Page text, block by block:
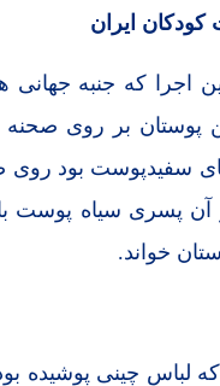
ایران
اجرا که جنبه
بر روی صحنه
سفیدپوست بود روی
پسری سیاه پوست با
خواند.
لباس چینی پوشیده